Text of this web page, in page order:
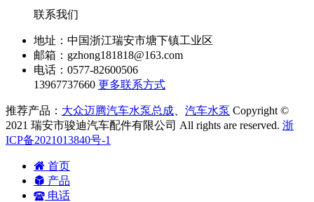
联系我们
地址：中国浙江瑞安市塘下镇工业区
邮箱：gzhong181818@163.com
电话：0577-82600506
13967737660 更多联系方式
推荐产品： 大众迈腾汽车水泵总成 汽车水泵 Copyright ©
2021 瑞安市骏迪汽车配件有限公司 All rights are reserved. 浙
ICP备2021013840号-1
首页
产品
电话